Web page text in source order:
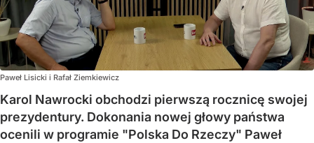
Paweł Lisicki i Rafał Ziemkiewicz
Karol Nawrocki obchodzi pierwszą rocznicę swojej
prezydentury. Dokonania nowej głowy państwa
ocenili w programie "Polska Do Rzeczy" Paweł